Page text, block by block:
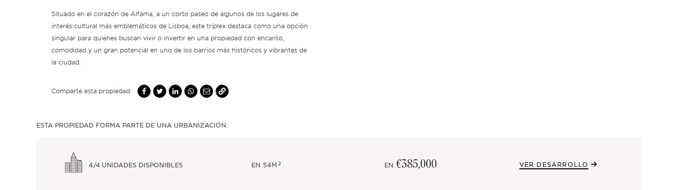
Situado en el corazón de Alfama, a un corto paseo de algunos de los lugares de
interés cultural más emblemáticos de Lisboa, este tríplex destaca como una opción
singular para quienes buscan vivir o invertir en una propiedad con encanto,
comodidad y un gran potencial en uno de los barrios más históricos y vibrantes de
la ciudad.
Comparte esta propiedad:
ESTA PROPIEDAD FORMA PARTE DE UNA URBANIZACIÓN:
4/4 UNIDADES DISPONIBLES EN 54M2 EN €385,000 VER DESARROLLO